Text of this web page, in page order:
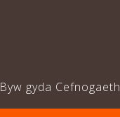
Byw gyda Cefnogaeth